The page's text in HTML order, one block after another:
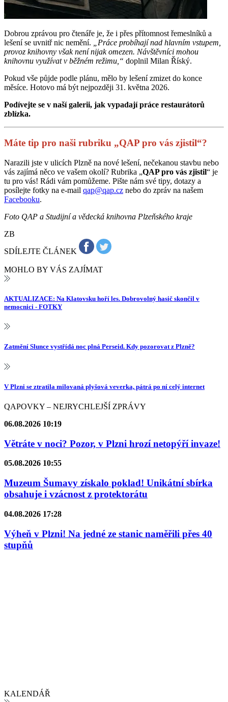
Dobrou zprávou pro čtenáře je, že i přes přítomnost řemeslníků a
lešení se uvnitř nic nemění. „Práce probíhají nad hlavním vstupem,
provoz knihovny však není nijak omezen. Návštěvníci mohou
knihovnu využívat v běžném režimu,“ doplnil Milan Říský.
Pokud vše půjde podle plánu, mělo by lešení zmizet do konce
měsíce. Hotovo má být nejpozději 31. května 2026.
Podívejte se v naší galerii, jak vypadají práce restaurátorů
zblízka.
Máte tip pro naši rubriku „QAP pro vás zjistil“?
Narazili jste v ulicích Plzně na nové lešení, nečekanou stavbu nebo
vás zajímá něco ve vašem okolí? Rubrika „QAP pro vás zjistil“ je
tu pro vás! Rádi vám pomůžeme. Pište nám své tipy, dotazy a
posílejte fotky na e-mail qap@qap.cz nebo do zpráv na našem
Facebooku.
Foto QAP a Studijní a vědecká knihovna Plzeňského kraje
ZB
SDÍLEJTE ČLÁNEK
MOHLO BY VÁS ZAJÍMAT
AKTUALIZACE: Na Klatovsku hoří les. Dobrovolný hasič skončil v
nemocnici - FOTKY
Zatmění Slunce vystřídá noc plná Perseid. Kdy pozorovat z Plzně?
V Plzni se ztratila milovaná plyšová veverka, pátrá po ní celý internet
QAPOVKY – NEJRYCHLEJŠÍ ZPRÁVY
06.08.2026 10:19
Větráte v noci? Pozor, v Plzni hrozí netopýří invaze!
05.08.2026 10:55
Muzeum Šumavy získalo poklad! Unikátní sbírka
obsahuje i vzácnost z protektorátu
04.08.2026 17:28
Výheň v Plzni! Na jedné ze stanic naměřili přes 40
stupňů
KALENDÁŘ